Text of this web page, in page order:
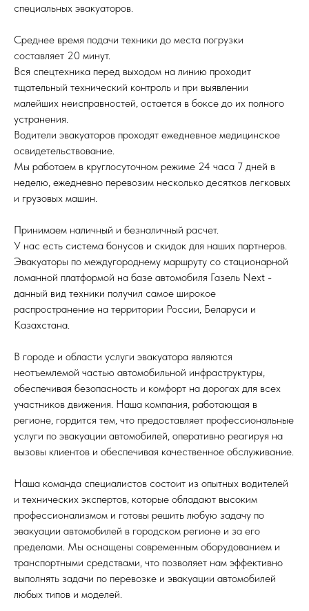
специальных эвакуаторов.
Среднее время подачи техники до места погрузки
составляет 20 минут.
Вся спецтехника перед выходом на линию проходит
тщательный технический контроль и при выявлении
малейших неисправностей, остается в боксе до их полного
устранения.
Водители эвакуаторов проходят ежедневное медицинское
освидетельствование.
Мы работаем в круглосуточном режиме 24 часа 7 дней в
неделю, ежедневно перевозим несколько десятков легковых
и грузовых машин.
Принимаем наличный и безналичный расчет.
У нас есть система бонусов и скидок для наших партнеров.
Эвакуаторы по междугороднему маршруту со стационарной
ломанной платформой на базе автомобиля Газель Next -
данный вид техники получил самое широкое
распространение на территории России, Беларуси и
Казахстана.
В городе и области услуги эвакуатора являются
неотъемлемой частью автомобильной инфраструктуры,
обеспечивая безопасность и комфорт на дорогах для всех
участников движения. Наша компания, работающая в
регионе, гордится тем, что предоставляет профессиональные
услуги по эвакуации автомобилей, оперативно реагируя на
вызовы клиентов и обеспечивая качественное обслуживание.
Наша команда специалистов состоит из опытных водителей
и технических экспертов, которые обладают высоким
профессионализмом и готовы решить любую задачу по
эвакуации автомобилей в городском регионе и за его
пределами. Мы оснащены современным оборудованием и
транспортными средствами, что позволяет нам эффективно
выполнять задачи по перевозке и эвакуации автомобилей
любых типов и моделей.